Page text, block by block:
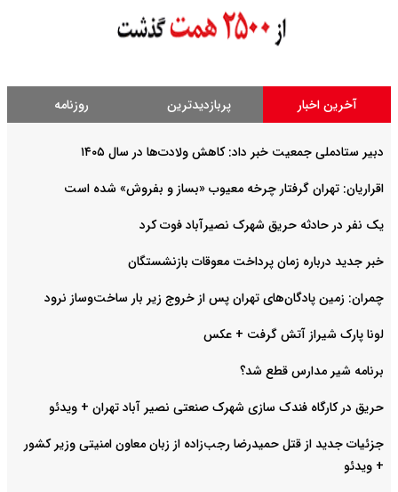
آخرین اخبار پربازدیدترین روزنامه
دبیر ستادملی جمعیت خبر داد: کاهش ولادت‌ها در سال ۱۴۰۵
اقراریان: تهران گرفتار چرخه معیوب «بساز و بفروش» شده است
یک نفر در حادثه حریق شهرک نصیرآباد فوت کرد
خبر جدید درباره زمان پرداخت معوقات بازنشستگان
چمران: زمین پادگان‌های تهران پس از خروج زیر بار ساخت‌وساز نرود
لونا پارک شیراز آتش گرفت + عکس
برنامه شیر مدارس قطع شد؟
حریق در کارگاه فندک سازی شهرک صنعتی نصیر آباد تهران + ویدئو
جزئیات جدید از قتل حمیدرضا رجب‌زاده از زبان معاون امنیتی وزیر کشور
+ ویدئو